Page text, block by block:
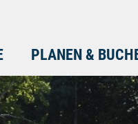
PLANEN &